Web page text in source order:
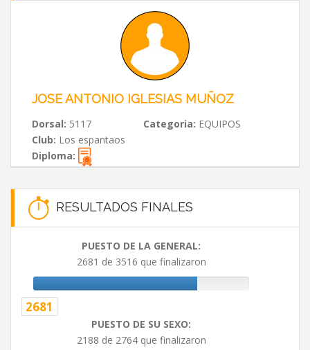
JOSE ANTONIO IGLESIAS MUÑOZ
Dorsal: 5117 Categoria: EQUIPOS
Club: Los espantaos
Diploma:
RESULTADOS FINALES
PUESTO DE LA GENERAL:
2681 de 3516 que finalizaron
2681
PUESTO DE SU SEXO:
2188 de 2764 que finalizaron